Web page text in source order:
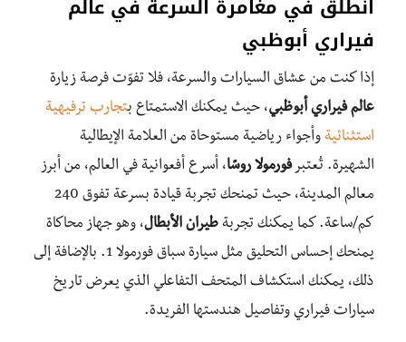
انطلق في مغامرة السرعة في عالم
فيراري أبوظبي
إذا كنت من عشاق السيارات والسرعة، فلا تفوّت فرصة زيارة
عالم فيراري أبوظبي، حيث يمكنك الاستمتاع بتجارب ترفيهية
استثنائية وأجواء رياضية مستوحاة من العلامة الإيطالية
الشهيرة. تُعتبرفورمولا روسّا، أسرع أفعوانية في العالم، من أبرز
معالم المدينة، حيث تمنحك تجربة قيادة بسرعة تفوق 240
كم/ساعة. كما يمكنك تجربة طيران الأبطال، وهو جهاز محاكاة
يمنحك إحساس التحليق مثل سيارة سباق فورمولا 1. بالإضافة إلى
ذلك، يمكنك استكشاف المتحف التفاعلي الذي يعرض تاريخ
سيارات فيراري وتفاصيل هندستها الفريدة.